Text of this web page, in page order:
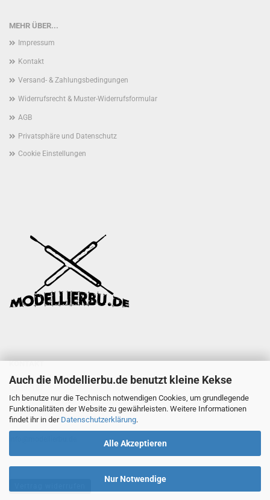
Auch die Modellierbu.de benutzt kleine Kekse
Ich benutze nur die Technisch notwendigen Cookies, um grundlegende
Funktionalitäten der Website zu gewährleisten. Weitere Informationen
findet ihr in der Datenschutzerklärung.
Alle Akzeptieren
Nur Notwendige
MEHR ÜBER...
Impressum
Kontakt
Versand- & Zahlungsbedingungen
Widerrufsrecht & Muster-Widerrufsformular
AGB
Privatsphäre und Datenschutz
Cookie Einstellungen
KONTAKT
Oliver Hans Tielmann
47057 Duisburg
Tel.: +49 (0) 203 60828088